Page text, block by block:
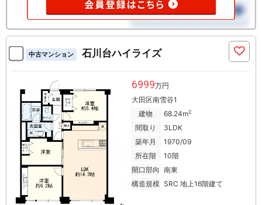
中古マンション 石川台ハイライズ
6999万円
大田区南雪谷1
建物
68.24m2
間取り
3LDK
築年月
1970/09
所在階
10階
開口部向 南東
構造規模 SRC 地上16階建て